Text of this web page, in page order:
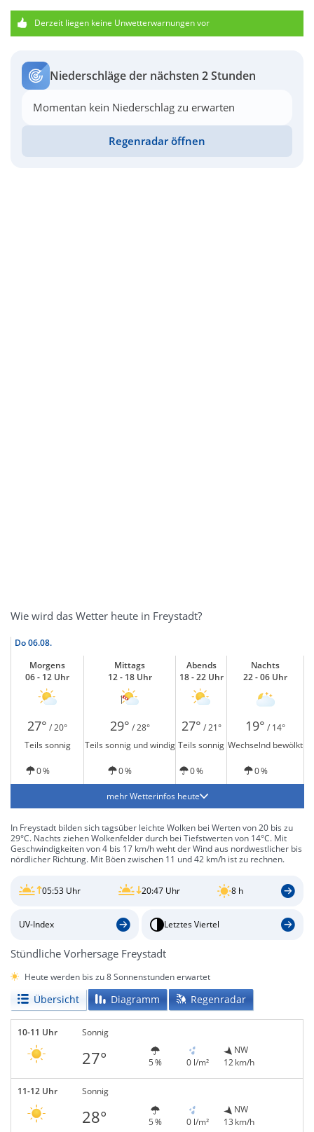
Derzeit liegen keine Unwetterwarnungen vor
Niederschläge der nächsten 2 Stunden
Momentan kein Niederschlag zu erwarten
Regenradar öffnen
Wie wird das Wetter heute in Freystadt?
Do06.08.
Morgens
06 - 12 Uhr
Mittags
12 - 18 Uhr
Abends
18 - 22 Uhr
Nachts
22 - 06 Uhr
27° / 20° 29° / 28° 27° / 21° 19° / 14°
Teils sonnig
Teils sonnig und windig Teils sonnig Wechselnd bewölkt
0 % 0 % 0 % 0 %
mehr Wetterinfos heute
In Freystadt bilden sich tagsüber leichte Wolken bei Werten von 20 bis zu
29°C. Nachts ziehen Wolkenfelder durch bei Tiefstwerten von 14°C. Mit
Geschwindigkeiten von 4 bis 17 km/h weht der Wind aus nordwestlicher bis
nördlicher Richtung. Mit Böen zwischen 11 und 42 km/h ist zu rechnen.
05:53 Uhr 20:47 Uhr 8 h
UV-Index Letztes Viertel
Stündliche Vorhersage Freystadt
Heute werden bis zu 8 Sonnenstunden erwartet
Übersicht Diagramm Regenradar
10-11 Uhr Sonnig
27° 5 % 0 l/m²
NW
12 km/h
11-12 Uhr Sonnig
28° 5 % 0 l/m²
NW
13 km/h